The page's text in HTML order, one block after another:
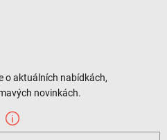
o aktuálních nabídkách,
novinkách.